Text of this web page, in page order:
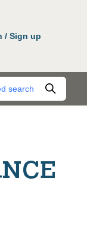
/ Sign up
search